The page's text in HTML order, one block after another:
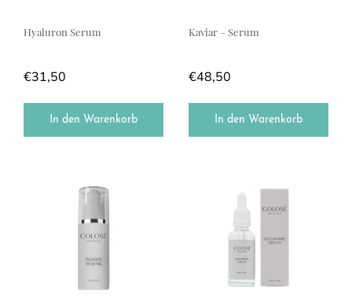
Hyaluron Serum
€31,50
In den Warenkorb
Kaviar – Serum
€48,50
In den Warenkorb